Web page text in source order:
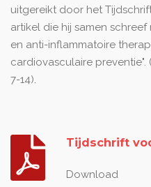
uitgereikt door het
artikel die hij samen
en anti-inflammatoire
cardiovasculaire preventie".
7-14).
Tijdschrift
Download